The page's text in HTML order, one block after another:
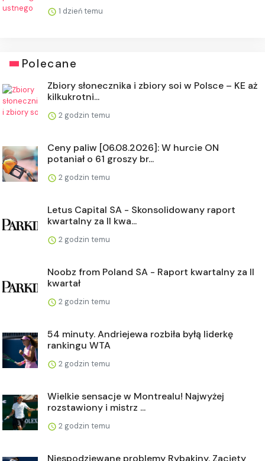
1 dzień temu
Polecane
Zbiory słonecznika i zbiory soi w Polsce – KE aż
kilkukrotni...
2 godzin temu
Ceny paliw [06.08.2026]: W hurcie ON
potaniał o 61 groszy br...
2 godzin temu
Letus Capital SA - Skonsolidowany raport
kwartalny za II kwa...
2 godzin temu
Noobz from Poland SA - Raport kwartalny za II
kwartał
2 godzin temu
54 minuty. Andriejewa rozbiła byłą liderkę
rankingu WTA
2 godzin temu
Wielkie sensacje w Montrealu! Najwyżej
rozstawiony i mistrz ...
2 godzin temu
Niespodziewane problemy Rybakiny. Zacięty